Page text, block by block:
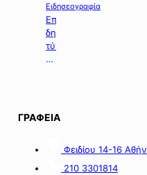
χορήγηση
ενίσχυσης
σε
επιχειρήσεις
της
Σαμοθράκης».
Ειδησεογραφία
Επιλογή
δημοσιευμάτων
τύπου
της
ΓΡΑΦΕΙΑ
Φειδίου 14-16
210 3301814